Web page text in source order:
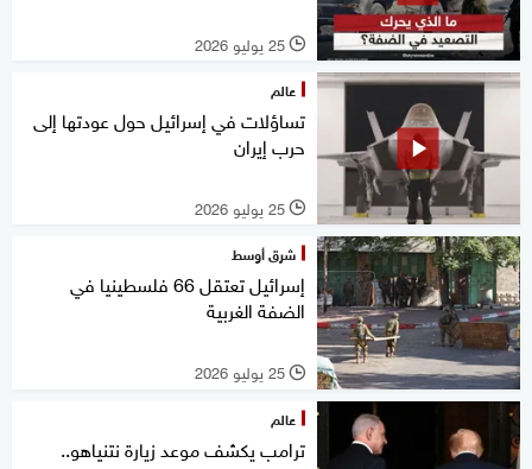
l 25 يوليو 2026
عالم
تساؤلات في إسرائيل حول عودتها إلى
حرب إيران
l 25 يوليو 2026
شرق أوسط
إسرائيل تعتقل 66 فلسطينيا في
الضفة الغربية
l 25 يوليو 2026
عالم
ترامب يكشف موعد زيارة نتنياهو..